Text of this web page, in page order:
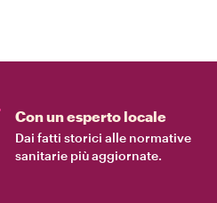
Con un esperto locale
Dai fatti storici alle normative
sanitarie più aggiornate.